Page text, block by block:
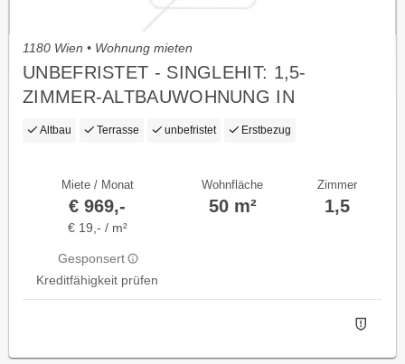
1180 Wien • Wohnung mieten
UNBEFRISTET - SINGLEHIT: 1,5-
ZIMMER-ALTBAUWOHNUNG IN
TRAUMLAGE, ERSTBEZUG
Altbau Terrasse unbefristet Erstbezug
Miete / Monat
€ 969,-
€ 19,- / m²
Gesponsert
Kreditfähigkeit prüfen
Wohnfläche
50 m²
Zimmer
1,5